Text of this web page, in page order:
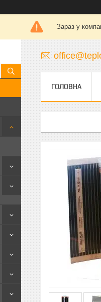
Зараз у
ГОЛОВНА